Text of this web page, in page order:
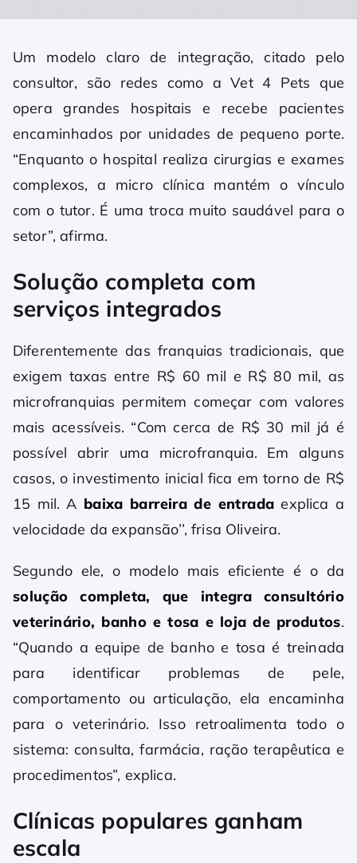
Um modelo claro de integração, citado pelo
consultor, são redes como a Vet 4 Pets que
opera grandes hospitais e recebe pacientes
encaminhados por unidades de pequeno porte.
“Enquanto o hospital realiza cirurgias e exames
complexos, a micro clínica mantém o vínculo
com o tutor. É uma troca muito saudável para o
setor”, afirma.
Solução completa com
serviços integrados
Diferentemente das franquias tradicionais, que
exigem taxas entre R$ 60 mil e R$ 80 mil, as
microfranquias permitem começar com valores
mais acessíveis. “Com cerca de R$ 30 mil já é
possível abrir uma microfranquia. Em alguns
casos, o investimento inicial fica em torno de R$
15 mil. A baixa barreira de entrada explica a
velocidade da expansão’’, frisa Oliveira.
Segundo ele, o modelo mais eficiente é o da
solução completa, que integra consultório
veterinário, banho e tosa e loja de produtos.
“Quando a equipe de banho e tosa é treinada
para identificar problemas de pele,
comportamento ou articulação, ela encaminha
para o veterinário. Isso retroalimenta todo o
sistema: consulta, farmácia, ração terapêutica e
procedimentos”, explica.
Clínicas populares ganham
escala